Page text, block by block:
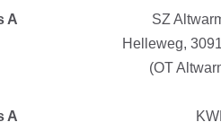
A
SZ
Helleweg,
(OT
A